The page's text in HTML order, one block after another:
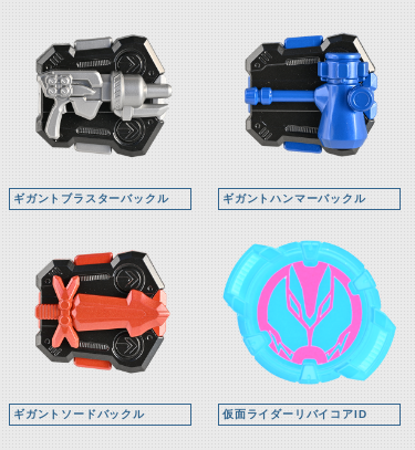
ギガントブラスターバックル ギガントハンマーバックル
ギガントソードバックル 仮面ライダーリバイコアID